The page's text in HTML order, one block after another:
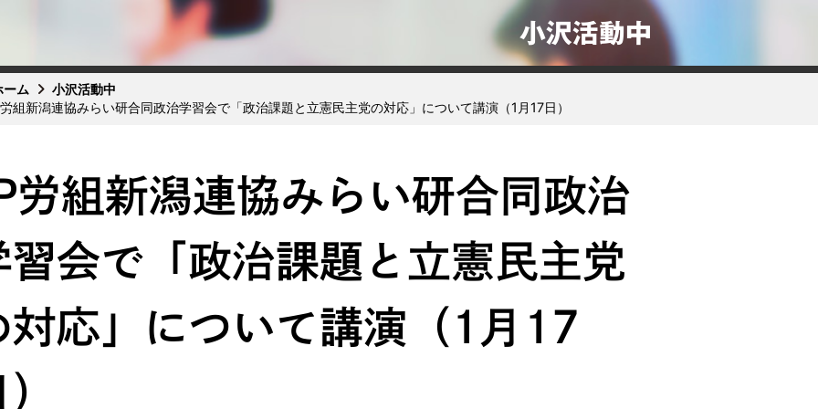
小沢活動中
ーム
小沢活動中
組新潟連協みらい研合同政治学習会で「政治課題と立憲民主党の対応」について講演（1月17日）
労組新潟連協みらい研合同政治
習会で「政治課題と立憲民主党
対応」について講演（1月17